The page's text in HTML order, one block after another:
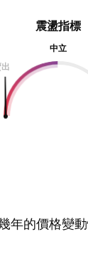
震盪指標
中立
年的價格變